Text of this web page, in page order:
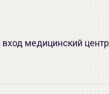
вход медицинский центр